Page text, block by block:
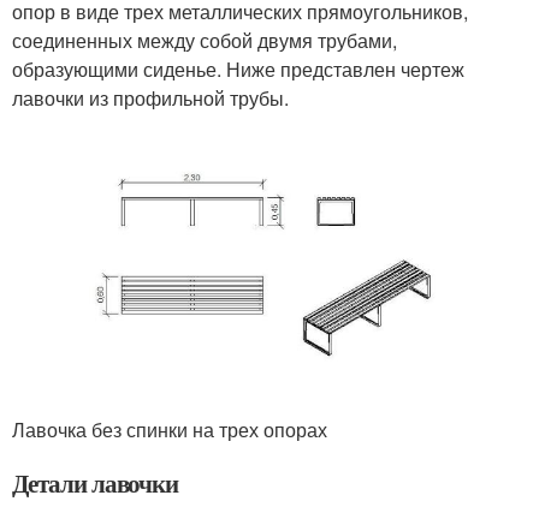
опор в виде трех металлических прямоугольников,
соединенных между собой двумя трубами,
образующими сиденье. Ниже представлен чертеж
лавочки из профильной трубы.
Лавочка без спинки на трех опорах
Детали лавочки